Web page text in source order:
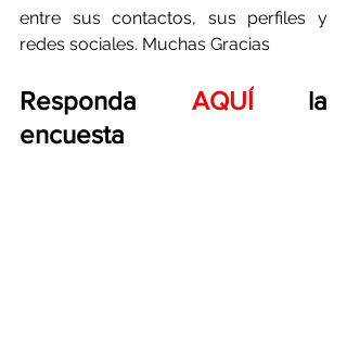
entre sus contactos, sus perfiles y
redes sociales. Muchas Gracias
Responda AQUÍ la
encuesta